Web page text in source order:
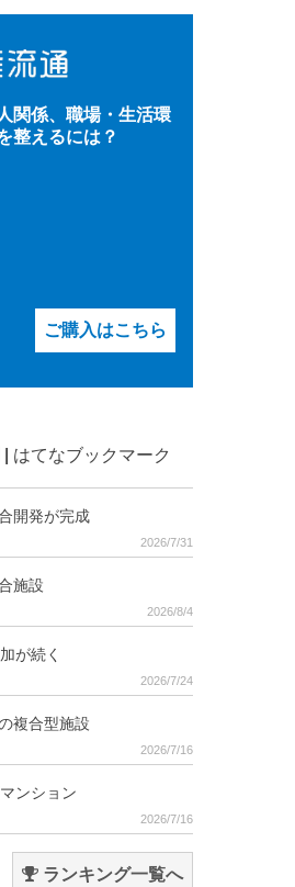
関係、職場・生活環
整えるには？
ご購入はこちら
はてなブックマーク
開発が完成
2026/7/31
施設
2026/8/4
が続く
2026/7/24
複合型施設
2026/7/16
ンション
2026/7/16
ランキング一覧へ